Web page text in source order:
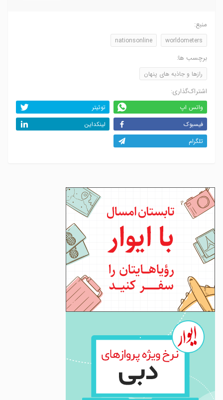
منبع:
worldometers
nationsonline
برچسب ها:
رازها و جاذبه های پنهان
اشتراک‌گذاری:
واتس اپ
توئیتر
فیسبوک
لینکداین
تلگرام